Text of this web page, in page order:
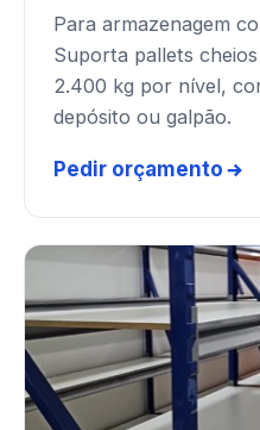
Para armazenagem
Suporta pallets
2.400 kg por nível,
depósito ou galpão.
Pedir orçamento